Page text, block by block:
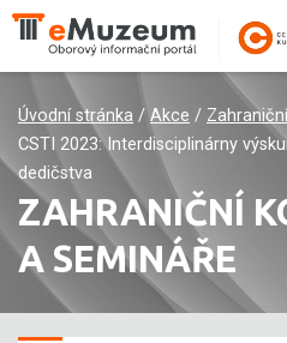
Úvodní stránka / Akce /
CSTI 2023: Interdisciplinárny
dedičstva
ZAHRANIČNÍ
A SEMINÁŘE